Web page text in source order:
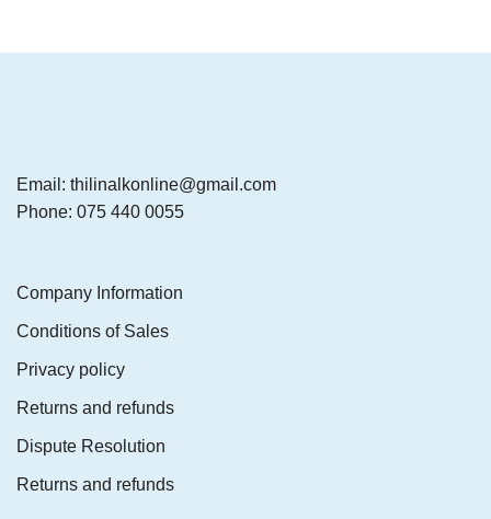
Email: thilinalkonline@gmail.com
Phone: 075 440 0055
Company Information
Conditions of Sales
Privacy policy
Returns and refunds
Dispute Resolution
Returns and refunds